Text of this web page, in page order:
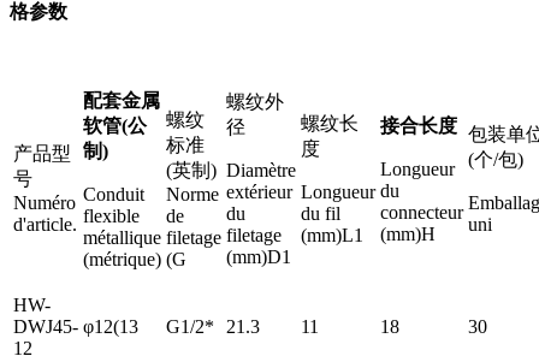
格参数
产品型
号
Numéro
d'article.
配套金属
软管(公
制)
Conduit
flexible
métallique
(métrique)
螺纹
标准
(英制)
Norme
de
filetage
(G
螺纹外
径
Diamètre
extérieur
du
filetage
(mm)D1
螺纹长
度
Longueur
du fil
(mm)L1
接合长度
Longueur
du
connecteur
(mm)H
包装单
(个/包)
uni
HW-
DWJ45-
12
φ12(13 G1/2* 21.3 11 18 30